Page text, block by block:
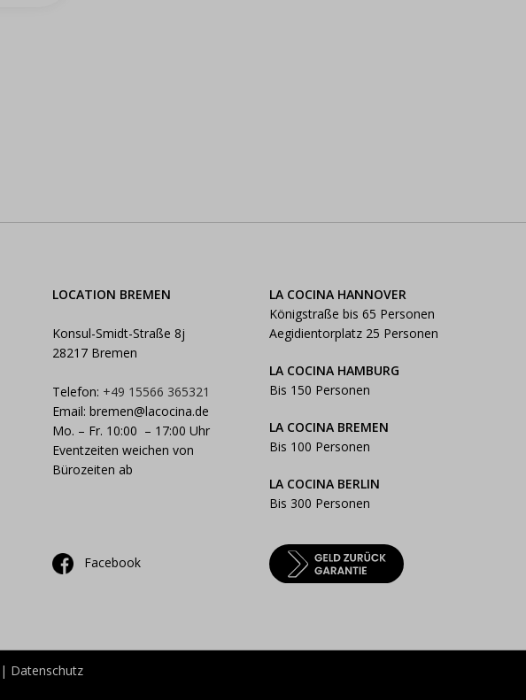
LOCATION BREMEN
Konsul-Smidt-Straße 8j
28217 Bremen
Telefon: +49 15566 365321
Email:bremen@lacocina.de
Mo. – Fr. 10:00 – 17:00 Uhr
Eventzeiten weichen von
Bürozeiten ab
LA COCINA HANNOVER
Königstraße bis 65 Personen
Aegidientorplatz 25 Personen
LA COCINA HAMBURG
Bis 150 Personen
LA COCINA BREMEN
Bis 100 Personen
LA COCINA BERLIN
Bis 300 Personen
Facebook
| Datenschutz